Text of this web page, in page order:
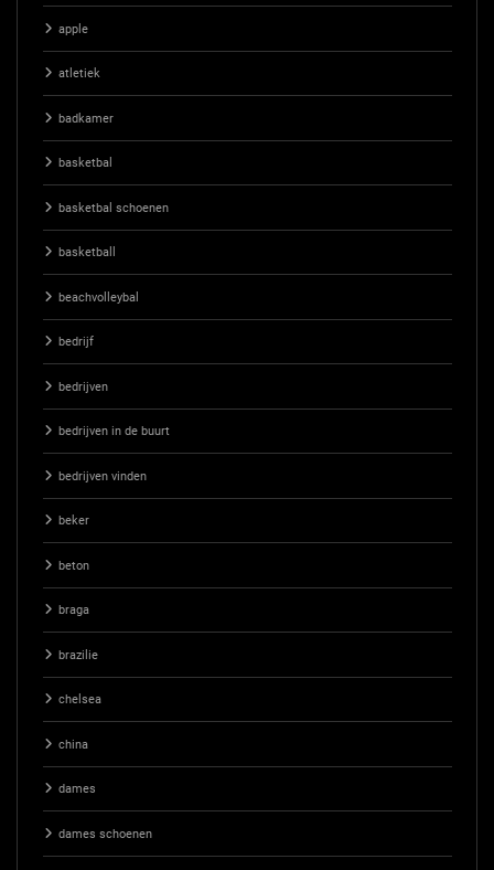
apple
atletiek
badkamer
basketbal
basketbal schoenen
basketball
beachvolleybal
bedrijf
bedrijven
bedrijven in de buurt
bedrijven vinden
beker
beton
braga
brazilie
chelsea
china
dames
dames schoenen